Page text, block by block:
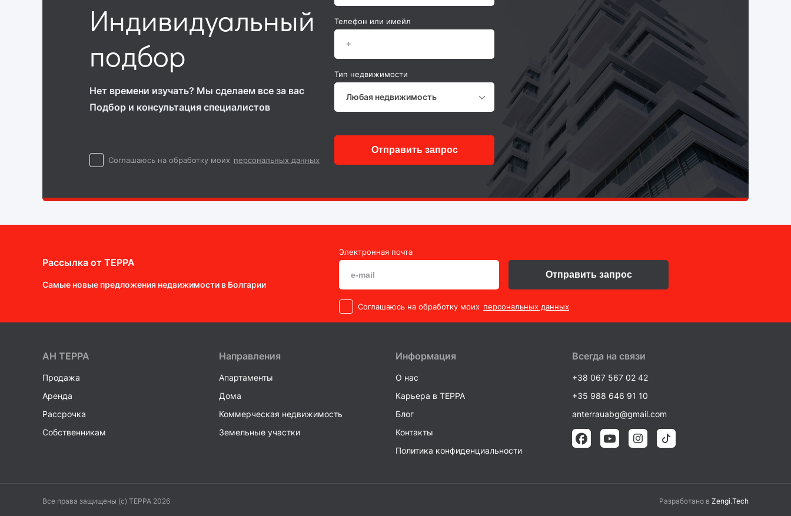
Индивидуальный
подбор
Нет времени изучать? Мы сделаем все за вас
Подбор и консультация специалистов
Телефон или имейл
Тип недвижимости
Любая недвижимость
Отправить запрос
Cоглашаюсь на обработку моих персональных данных
Рассылка от ТEPPA
Самые новые предложения недвижимости в Болгарии
Электронная почта
Cоглашаюсь на обработку моих персональных данных
Отправить запрос
AH ТEPPA
Продажа
Аренда
Рассрочка
Собственникам
Направления
Апартаменты
Дома
Коммерческая недвижимость
Земельные участки
Информация
О нас
Карьера в TEPPA
Блог
Контакты
Политика конфиденциальности
Всегда на связи
+38 067 567 02 42
+35 988 646 91 10
anterrauabg@gmail.com
Все права защищены (c) TEPPA 2026 Разработано в Zengi.Tech